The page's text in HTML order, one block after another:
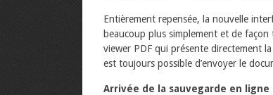
Entièrement repensée, la nouvelle
beaucoup plus simplement et de
viewer PDF qui présente directement
est toujours possible d’envoyer le
Arrivée de la sauvegarde en